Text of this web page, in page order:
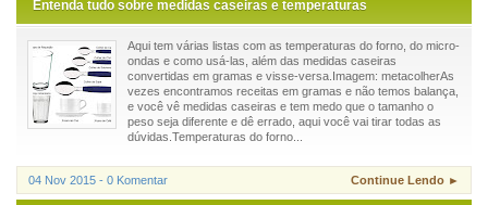
Entenda tudo sobre medidas caseiras e temperaturas
Aqui tem várias listas com as temperaturas do forno, do micro-
ondas e como usá-las, além das medidas caseiras
convertidas em gramas e visse-versa.Imagem: metacolherAs
vezes encontramos receitas em gramas e não temos balança,
e você vê medidas caseiras e tem medo que o tamanho o
peso seja diferente e dê errado, aqui você vai tirar todas as
dúvidas.Temperaturas do forno...
04 Nov 2015 - 0 Komentar Continue Lendo ►